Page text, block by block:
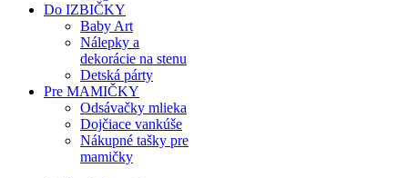
Do IZBIČKY
Baby Art
Nálepky a
dekorácie na stenu
Detská párty
Pre MAMIČKY
Odsávačky mlieka
Dojčiace vankúše
Nákupné tašky pre
mamičky